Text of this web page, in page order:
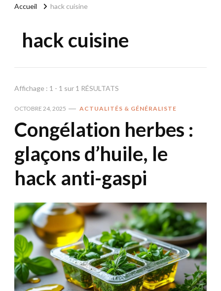
Accueil hack cuisine
hack cuisine
Affichage : 1 - 1 sur 1 RÉSULTATS
OCTOBRE 24, 2025 ACTUALITÉS & GÉNÉRALISTE
Congélation herbes :
glaçons d’huile, le
hack anti-gaspi